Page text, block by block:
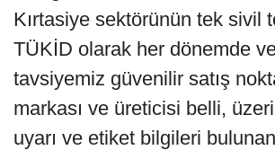
Kırtasiye sektörünün tek sivil
TÜKİD olarak her dönemde
tavsiyemiz güvenilir satış
markası ve üreticisi belli,
uyarı ve etiket bilgileri